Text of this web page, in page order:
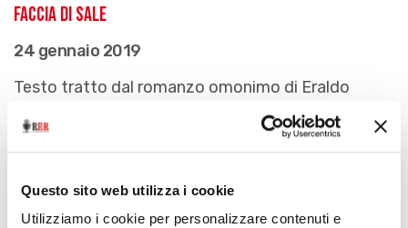
Questo sito web utilizza i cookie
Utilizziamo i cookie per personalizzare contenuti e
Faccia di sale
24 gennaio 2019
Testo tratto dal romanzo omonimo di Eraldo
Ascolta downloadPodcast